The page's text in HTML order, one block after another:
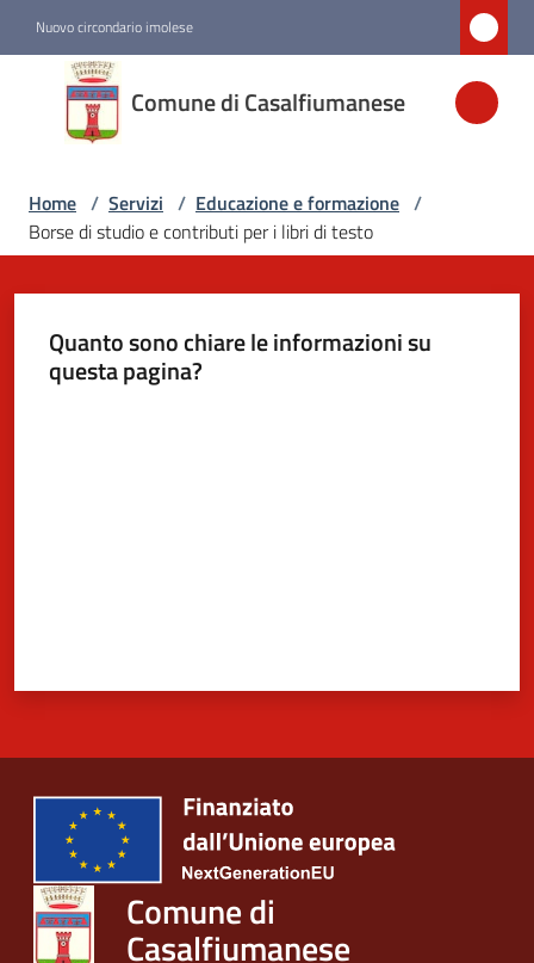
Nuovo circondario imolese
Comune di Casalfiumanese
Comune di
Casalfiumanese
Amministrazione
Servizi
Menu selezionato
Servizi
Tutti
argomenti
Home / Servizi / Educazione e formazione /
Borse di studio e contributi per i libri di testo
Quanto sono chiare le informazioni su
questa pagina?
Comune di
Casalfiumanese